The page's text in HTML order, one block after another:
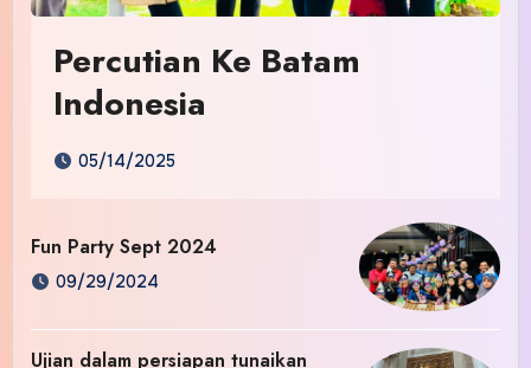
Percutian Ke Batam
Indonesia
05/14/2025
Fun Party Sept 2024
09/29/2024
Ujian dalam persiapan tunaikan